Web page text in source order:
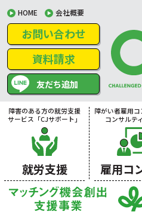
HOME 会社概要
お問い合わせ
資料請求
友だち追加
障害のある方の就労支援
サービス「CJサポート」
就労支援
障がい者雇用
コンサルテ
雇用コ